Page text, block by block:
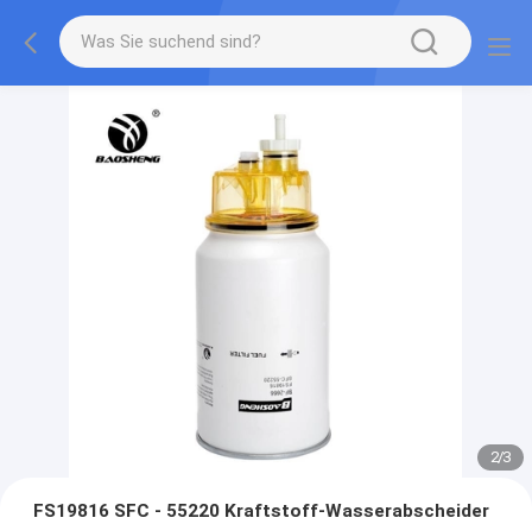
2/3
FS19816 SFC - 55220 Kraftstoff-Wasserabscheider